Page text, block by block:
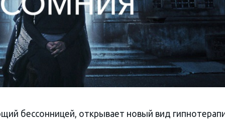
бессонницей, открывает новый вид